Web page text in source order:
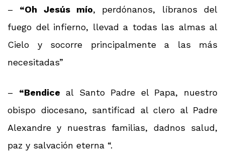
– “Oh Jesús mío, perdónanos, líbranos del
fuego del infierno, llevad a todas las almas al
Cielo y socorre principalmente a las más
necesitadas”
– “Bendice al Santo Padre el Papa, nuestro
obispo diocesano, santificad al clero al Padre
Alexandre y nuestras familias, dadnos salud,
paz y salvación eterna “.